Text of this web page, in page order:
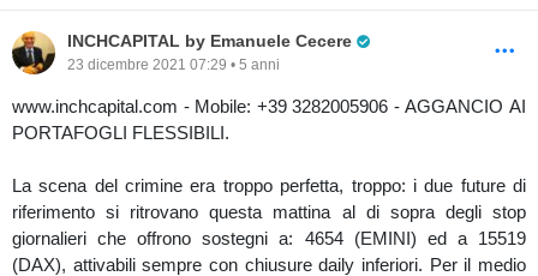
INCHCAPITAL by Emanuele Cecere
23 dicembre 2021 07:29 • 5 anni
www.inchcapital.com - Mobile: +39 3282005906 - AGGANCIO AI
PORTAFOGLI FLESSIBILI.
La scena del crimine era troppo perfetta, troppo: i due future di
riferimento si ritrovano questa mattina al di sopra degli stop
giornalieri che offrono sostegni a: 4654 (EMINI) ed a 15519
(DAX), attivabili sempre con chiusure daily inferiori. Per il medio